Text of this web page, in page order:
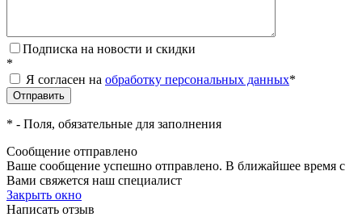
Подписка на новости и скидки
*
Я согласен на обработку персональных данных*
* - Поля, обязательные для заполнения
Сообщение отправлено
Ваше сообщение успешно отправлено. В ближайшее время с
Вами свяжется наш специалист
Закрыть окно
Написать отзыв